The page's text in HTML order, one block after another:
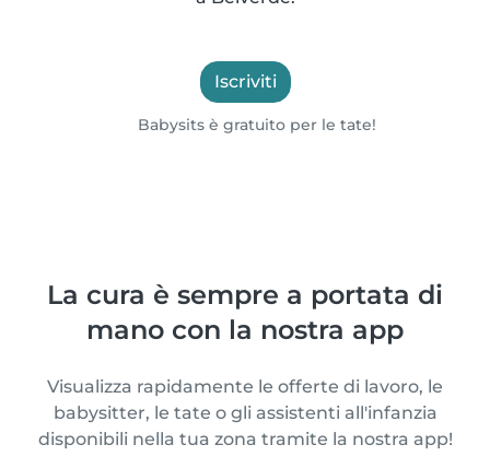
Iscriviti
Babysits è gratuito per le tate!
La cura è sempre a portata di
mano con la nostra app
Visualizza rapidamente le offerte di lavoro, le
babysitter, le tate o gli assistenti all'infanzia
disponibili nella tua zona tramite la nostra app!